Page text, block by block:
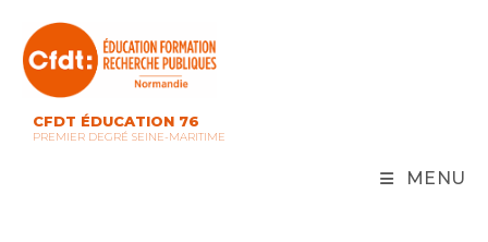
content
CFDT ÉDUCATION 76
PREMIER DEGRÉ SEINE-MARITIME
MENU